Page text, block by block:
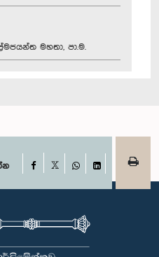
මහතා, පා.ම.
Facebook
WhatsAppLinkedIn